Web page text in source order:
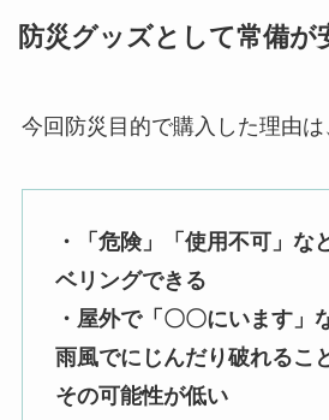
防災グッズとして常備が
今回防災目的で購入した理由は
・「危険」「使用不可」な
ベリングできる
・屋外で「〇〇にいます」
雨風でにじんだり破れるこ
その可能性が低い